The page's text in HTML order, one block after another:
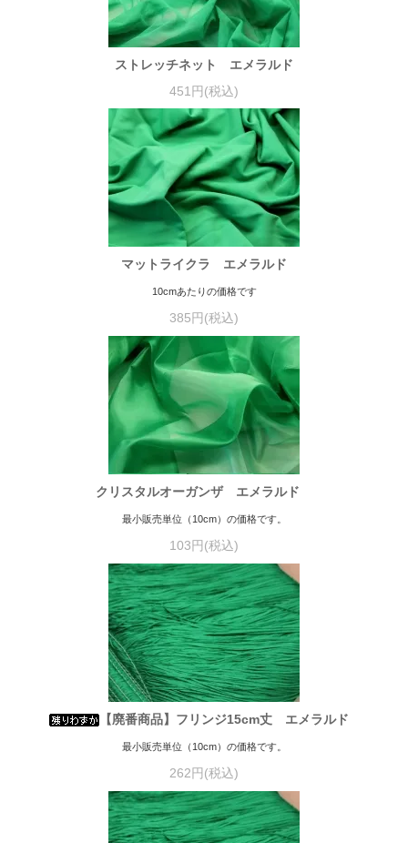
ストレッチネット エメラルド
451円(税込)
マットライクラ エメラルド
10cmあたりの価格です
385円(税込)
クリスタルオーガンザ エメラルド
最小販売単位（10cm）の価格です。
103円(税込)
【廃番商品】フリンジ15cm丈 エメラルド
最小販売単位（10cm）の価格です。
262円(税込)